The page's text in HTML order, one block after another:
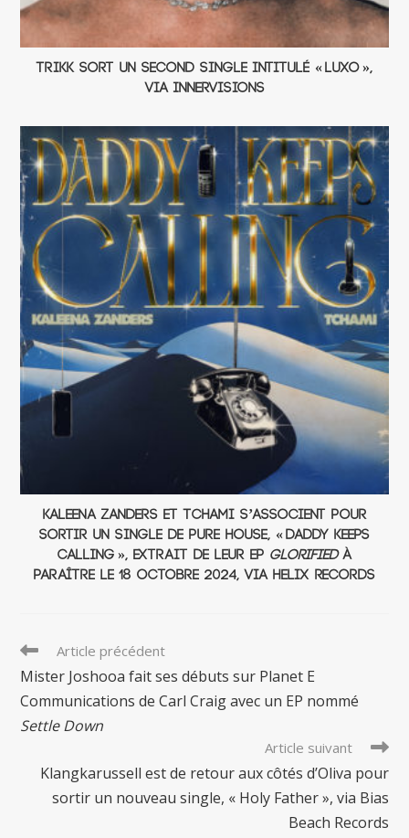
Trikk sort un second single intitulé « Luxo »,
via Innervisions
Kaleena Zanders et Tchami s’associent pour
sortir un single de pure house, « DADDY KEEPS
CALLING », extrait de leur EP GLORIFIEDà
paraître le 18 octobre 2024, via Helix Records
Read
more
articles
Article précédent
Mister Joshooa fait ses débuts sur Planet E
Communications de Carl Craig avec un EP nommé
Settle Down
Article suivant
Klangkarussell est de retour aux côtés d’Oliva pour
sortir un nouveau single, « Holy Father », via Bias
Beach Records